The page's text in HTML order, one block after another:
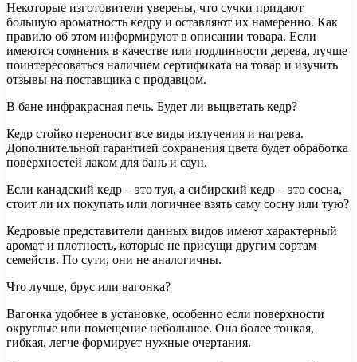
Некоторые изготовители уверены, что сучки придают
большую ароматность кедру и оставляют их намеренно. Как
правило об этом информируют в описании товара. Если
имеются сомнения в качестве или подлинности дерева, лучше
поинтересоваться наличием сертификата на товар и изучить
отзывы на поставщика с продавцом.
В бане инфракрасная печь. Будет ли выцветать кедр?
Кедр стойко переносит все виды излучения и нагрева.
Дополнительной гарантией сохранения цвета будет обработка
поверхностей лаком для бань и саун.
Если канадский кедр – это туя, а сибирский кедр – это сосна,
стоит ли их покупать или логичнее взять саму сосну или тую?
Кедровые представители данных видов имеют характерный
аромат и плотность, которые не присущи другим сортам
семейств. По сути, они не аналогичны.
Что лучше, брус или вагонка?
Вагонка удобнее в установке, особенно если поверхности
округлые или помещение небольшое. Она более тонкая,
гибкая, легче формирует нужные очертания.